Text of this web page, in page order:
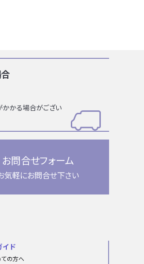
かる場合がござい
お問合せフォーム
気軽にお問合せ下さい
イド
の方へ